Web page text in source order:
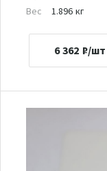
Вес
1.896 кг
6 362 ₽/шт